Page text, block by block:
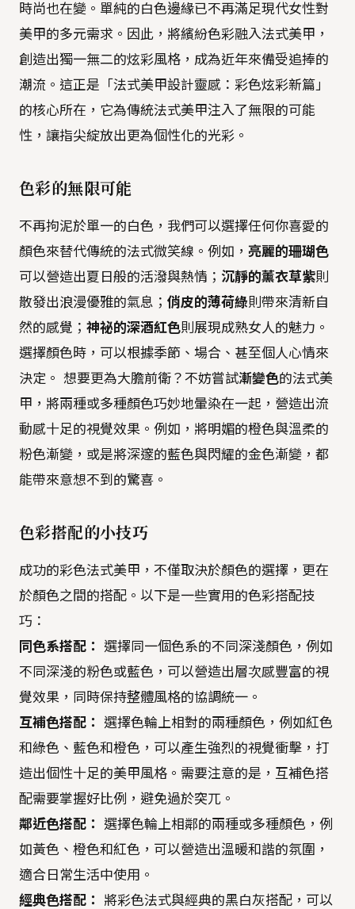
時尚也在變。單純的白色邊緣已不再滿足現代女性對
美甲的多元需求。因此，將繽紛色彩融入法式美甲，
創造出獨一無二的炫彩風格，成為近年來備受追捧的
潮流。這正是「法式美甲設計靈感：彩色炫彩新篇」
的核心所在，它為傳統法式美甲注入了無限的可能
性，讓指尖綻放出更為個性化的光彩。
色彩的無限可能
不再拘泥於單一的白色，我們可以選擇任何你喜愛的
顏色來替代傳統的法式微笑線。例如， 亮麗的珊瑚色
可以營造出夏日般的活潑與熱情； 沉靜的薰衣草紫則
散發出浪漫優雅的氣息； 俏皮的薄荷綠則帶來清新自
然的感覺； 神祕的深酒紅色則展現成熟女人的魅力。
選擇顏色時，可以根據季節、場合、甚至個人心情來
決定。 想要更為大膽前衛？不妨嘗試漸變色的法式美
甲，將兩種或多種顏色巧妙地暈染在一起，營造出流
動感十足的視覺效果。例如，將明媚的橙色與溫柔的
粉色漸變，或是將深邃的藍色與閃耀的金色漸變，都
能帶來意想不到的驚喜。
色彩搭配的小技巧
成功的彩色法式美甲，不僅取決於顏色的選擇，更在
於顏色之間的搭配。以下是一些實用的色彩搭配技
巧：
同色系搭配：
選擇同一個色系的不同深淺顏色，例如
不同深淺的粉色或藍色，可以營造出層次感豐富的視
覺效果，同時保持整體風格的協調統一。
互補色搭配：
選擇色輪上相對的兩種顏色，例如紅色
和綠色、藍色和橙色，可以產生強烈的視覺衝擊，打
造出個性十足的美甲風格。需要注意的是，互補色搭
配需要掌握好比例，避免過於突兀。
鄰近色搭配：
選擇色輪上相鄰的兩種或多種顏色，例
如黃色、橙色和紅色，可以營造出溫暖和諧的氛圍，
適合日常生活中使用。
經典色搭配：
將彩色法式與經典的黑白灰搭配，可以